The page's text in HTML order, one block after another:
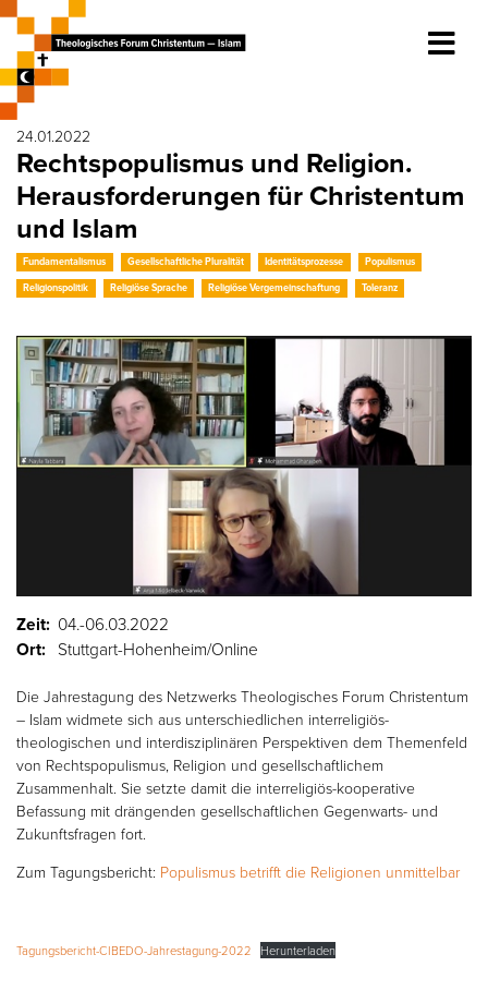
24.01.2022
Rechtspopulismus und Religion.
Herausforderungen für Christentum
und Islam
Fundamentalismus Gesellschaftliche Pluralität Identitätsprozesse
Populismus
Religionspolitik
Religiöse Sprache Religiöse Vergemeinschaftung Toleranz
Zeit: 04.-06.03.2022
Ort: Stuttgart-Hohenheim/Online
Die Jahrestagung des Netzwerks Theologisches Forum Christentum
– Islam widmete sich aus unterschiedlichen interreligiös-
theologischen und interdisziplinären Perspektiven dem Themenfeld
von Rechtspopulismus, Religion und gesellschaftlichem
Zusammenhalt. Sie setzte damit die interreligiös-kooperative
Befassung mit drängenden gesellschaftlichen Gegenwarts- und
Zukunftsfragen fort.
Zum Tagungsbericht: Populismus betrifft die Religionen unmittelbar
Tagungsbericht-CIBEDO-Jahrestagung-2022 Herunterladen